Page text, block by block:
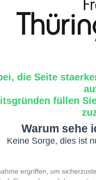
die Seite
füllen
Warum sehe
Keine Sorge, dies ist
ergriffen, um